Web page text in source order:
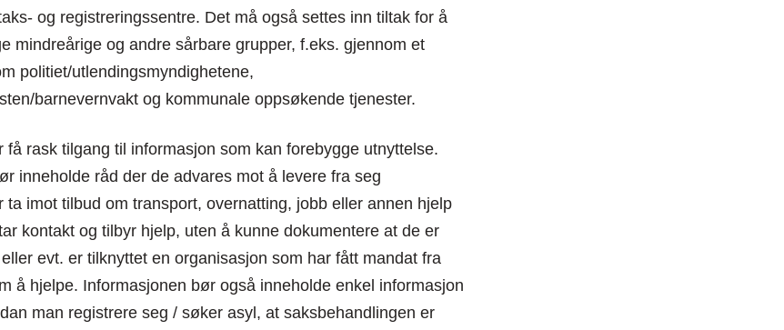
og registreringssentre. Det må også settes inn tiltak for å
mindreårige og andre sårbare grupper, f.eks. gjennom et
politiet/utlendingsmyndighetene,
barnevernvakt og kommunale oppsøkende tjenester.
få rask tilgang til informasjon som kan forebygge utnyttelse.
inneholde råd der de advares mot å levere fra seg
ta imot tilbud om transport, overnatting, jobb eller annen hjelp
kontakt og tilbyr hjelp, uten å kunne dokumentere at de er
evt. er tilknyttet en organisasjon som har fått mandat fra
å hjelpe. Informasjonen bør også inneholde enkel informasjon
man registrere seg / søker asyl, at saksbehandlingen er